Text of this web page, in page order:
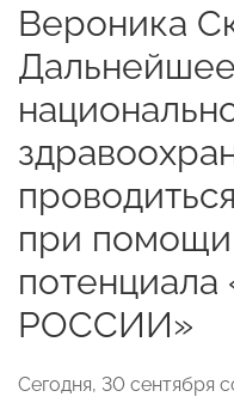
Вероника
при помощи
РОССИИ»
Сегодня, 30 сентября